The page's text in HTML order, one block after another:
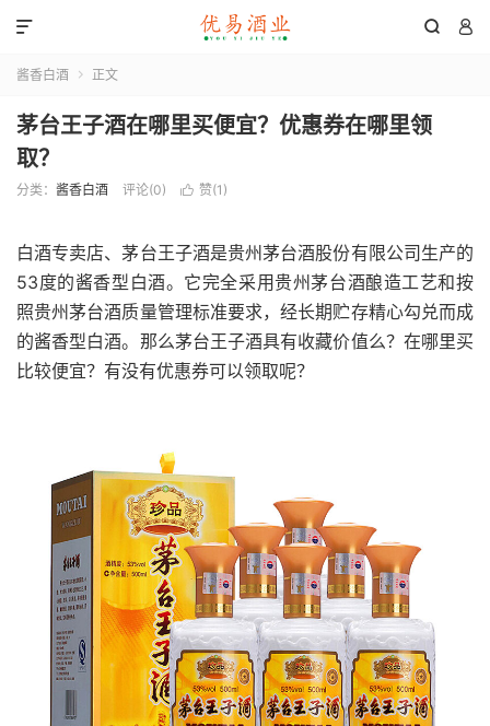
 

酱香白酒  正文
茅台王子酒在哪里买便宜？优惠券在哪里领
取？
分类： 酱香白酒 评论(0)  赞(1 )
白酒专卖店、茅台王子酒是贵州茅台酒股份有限公司生产的
53度的酱香型白酒。它完全采用贵州茅台酒酿造工艺和按
照贵州茅台酒质量管理标准要求，经长期贮存精心勾兑而成
的酱香型白酒。那么茅台王子酒具有收藏价值么？在哪里买
比较便宜？有没有优惠券可以领取呢？